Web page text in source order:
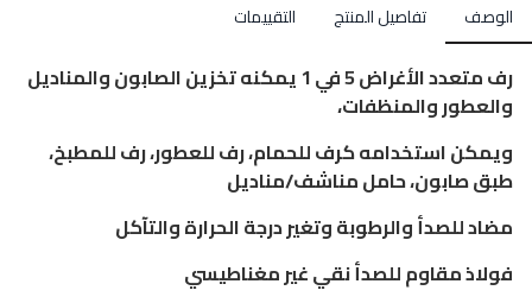
الوصف تفاصيل المنتج التقييمات
رف متعدد الأغراض 5 في 1 يمكنه تخزين الصابون والمناديل
والعطور والمنظفات،
ويمكن استخدامه كرف للحمام، رف للعطور، رف للمطبخ،
طبق صابون، حامل مناشف/مناديل
مضاد للصدأ والرطوبة وتغير درجة الحرارة والتآكل
فولاذ مقاوم للصدأ نقي غير مغناطيسي